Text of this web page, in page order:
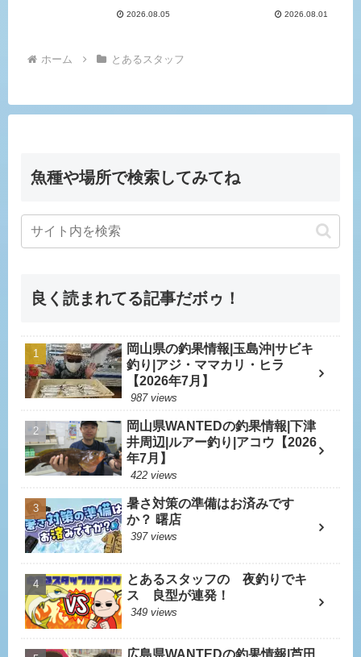
2026.08.05 2026.08.01
ホーム とあるスタッフ
魚種や場所で検索してみてね
良く読まれてる記事だボゥ！
岡山県の釣果情報|玉島沖|サビキ
釣り|アジ・ママカリ・ヒラ
【2026年7月】
987 views
岡山県WANTEDの釣果情報|下津
井周辺|ルアー釣り|アコウ【2026
年7月】
422 views
暑さ対策の準備はお済みです
か？ 曙店
397 views
とあるスタッフの 夜釣りでキ
ス 良型が連発！
349 views